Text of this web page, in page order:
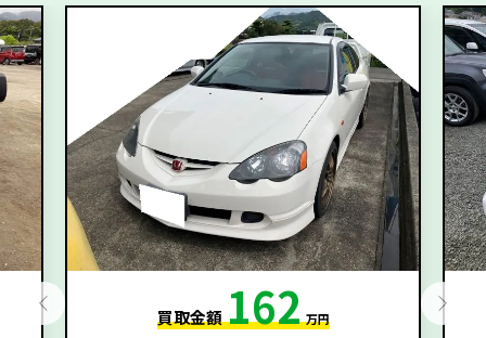
買取金額162 万円